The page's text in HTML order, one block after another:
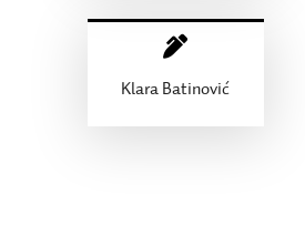
Klara Batinović